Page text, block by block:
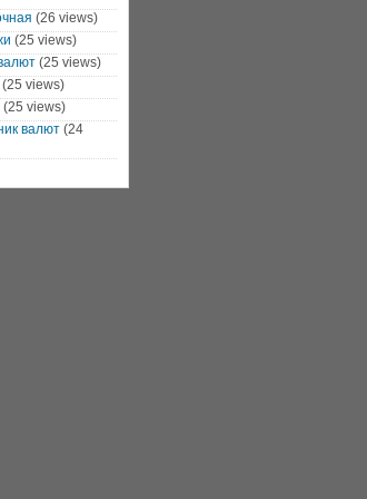
(26 views)
(25 views)
(25 views)
views)
(25 views)
валют(24